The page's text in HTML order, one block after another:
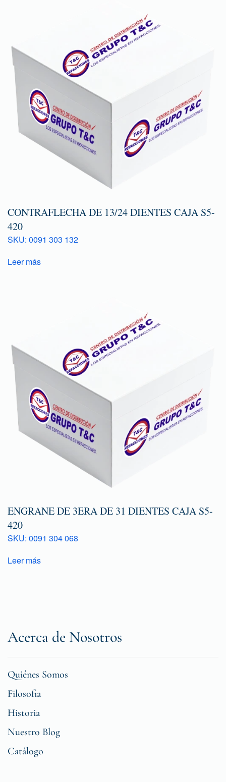
CONTRAFLECHA DE 13/24 DIENTES CAJA S5-
420
SKU: 0091 303 132
Leer más
ENGRANE DE 3ERA DE 31 DIENTES CAJA S5-
420
SKU: 0091 304 068
Leer más
Acerca de Nosotros
Quiénes Somos
Filosofia
Historia
Nuestro Blog
Catálogo